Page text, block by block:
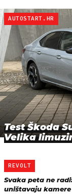
AUTOSTART.HR
Test Škoda
Velika
REVOLT
Svaka peta ne
uništavaju